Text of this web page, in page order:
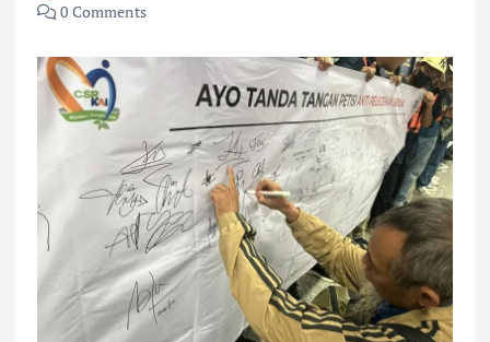
0 Comments